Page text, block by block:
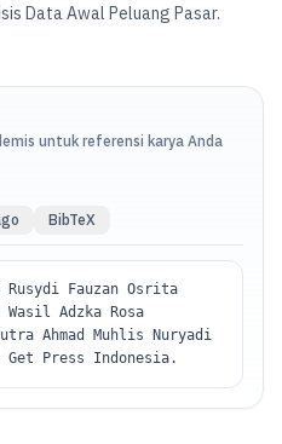
Data Awal Peluang Pasar.
untuk referensi karya Anda
BibTeX
Fauzan Osrita
Wasil Adzka Rosa
Ahmad Muhlis Nuryadi
Get Press Indonesia.